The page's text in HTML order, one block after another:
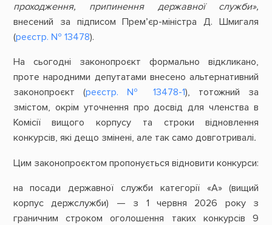
проходження, припинення державної служби»,
внесений за підписом Прем’єр-міністра Д. Шмигаля
(реєстр. № 13478).
На сьогодні законопроєкт формально відкликано,
проте народними депутатами внесено альтернативний
законопроєкт (реєстр. № 13478-1), тотожний за
змістом, окрім уточнення про досвід для членства в
Комісії вищого корпусу та строки відновлення
конкурсів, які дещо змінені, але так само довготривалі.
Цим законопроєктом пропонується відновити конкурси:
на посади державної служби категорії «А» (вищий
корпус держслужби) — з 1 червня 2026 року з
граничним строком оголошення таких конкурсів 9